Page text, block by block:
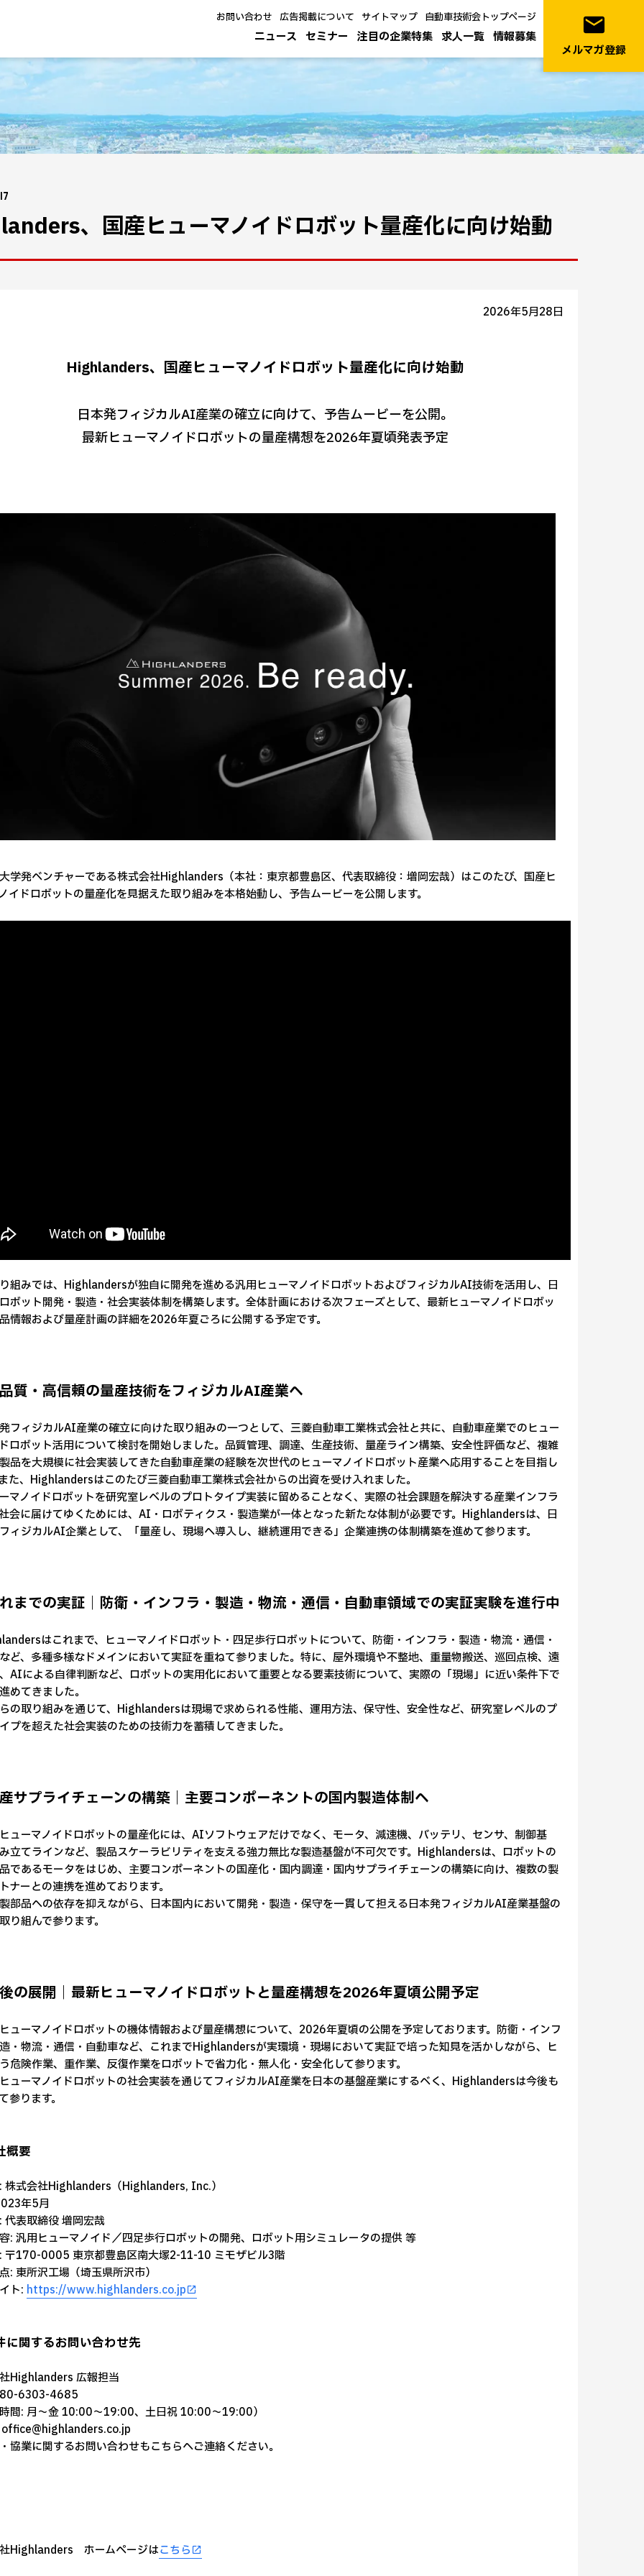
ニュース セミナー 注目の企業特集 求人一覧 情報募集
お問い合わせ 広告掲載について サイトマップ 自動車技術会トップページ email
メルマガ登録
、国産ヒューマノイドロボット量産化に向け始動
2026年5月28日
Highlanders、国産ヒューマノイドロボット量産化に向け始動
日本発フィジカルAI産業の確立に向けて、予告ムービーを公開。
最新ヒューマノイドロボットの量産構想を2026年夏頃発表予定
発ベンチャーである株式会社Highlanders（本社：東京都豊島区、代表取締役：増岡宏哉）はこのたび、国産ヒ
イドロボットの量産化を見据えた取り組みを本格始動し、予告ムービーを公開します。
みでは、Highlandersが独自に開発を進める汎用ヒューマノイドロボットおよびフィジカルAI技術を活用し、日
ボット開発・製造・社会実装体制を構築します。全体計画における次フェーズとして、最新ヒューマノイドロボッ
情報および量産計画の詳細を2026年夏ごろに公開する予定です。
質・高信頼の量産技術をフィジカルAI産業へ
ィジカルAI産業の確立に向けた取り組みの一つとして、三菱自動車工業株式会社と共に、自動車産業でのヒュー
ロボット活用について検討を開始しました。品質管理、調達、生産技術、量産ライン構築、安全性評価など、複雑
品を大規模に社会実装してきた自動車産業の経験を次世代のヒューマノイドロボット産業へ応用することを目指し
た、Highlandersはこのたび三菱自動車工業株式会社からの出資を受け入れました。
ノイドロボットを研究室レベルのプロトタイプ実装に留めることなく、実際の社会課題を解決する産業インフラ
会に届けてゆくためには、AI・ロボティクス・製造業が一体となった新たな体制が必要です。Highlandersは、日
ィジカルAI企業として、「量産し、現場へ導入し、継続運用できる」企業連携の体制構築を進めて参ります。
までの実証｜防衛・インフラ・製造・物流・通信・自動車領域での実証実験を進行中
はこれまで、ヒューマノイドロボット・四足歩行ロボットについて、防衛・インフラ・製造・物流・通信・
ど、多種多様なドメインにおいて実証を重ねて参りました。特に、屋外環境や不整地、重量物搬送、巡回点検、遠
AIによる自律判断など、ロボットの実用化において重要となる要素技術について、実際の「現場」に近い条件下で
めてきました。
取り組みを通じて、Highlandersは現場で求められる性能、運用方法、保守性、安全性など、研究室レベルのプ
プを超えた社会実装のための技術力を蓄積してきました。
サプライチェーンの構築｜主要コンポーネントの国内製造体制へ
ーマノイドロボットの量産化には、AIソフトウェアだけでなく、モータ、減速機、バッテリ、センサ、制御基
立てラインなど、製品スケーラビリティを支える強力無比な製造基盤が不可欠です。Highlandersは、ロボットの
であるモータをはじめ、主要コンポーネントの国産化・国内調達・国内サプライチェーンの構築に向け、複数の製
ナーとの連携を進めております。
品への依存を抑えながら、日本国内において開発・製造・保守を一貫して担える日本発フィジカルAI産業基盤の
り組んで参ります。
の展開｜最新ヒューマノイドロボットと量産構想を2026年夏頃公開予定
ーマノイドロボットの機体情報および量産構想について、2026年夏頃の公開を予定しております。防衛・インフ
・物流・通信・自動車など、これまでHighlandersが実環境・現場において実証で培った知見を活かしながら、ヒ
危険作業、重作業、反復作業をロボットで省力化・無人化・安全化して参ります。
ーマノイドロボットの社会実装を通じてフィジカルAI産業を日本の基盤産業にするべく、Highlandersは今後も
参ります。
概要
株式会社Highlanders（Highlanders, Inc.）
年5月
代表取締役 増岡宏哉
: 汎用ヒューマノイド／四足歩行ロボットの開発、ロボット用シミュレータの提供 等
〒170-0005 東京都豊島区南大塚2-11-10 ミモザビル3階
: 東所沢工場（埼玉県所沢市）
ト: https://www.highlanders.co.jp
関するお問い合わせ先
Highlanders 広報担当
6303-4685
間: 月〜金 10:00〜19:00、土日祝 10:00〜19:00）
協業に関するお問い合わせもこちらへご連絡ください。
Highlanders ホームページはこちら